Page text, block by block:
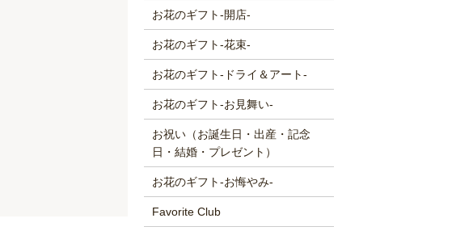
お花のギフト-開店-
お花のギフト-花束-
お花のギフト-ドライ＆アート-
お花のギフト-お見舞い-
お祝い（お誕生日・出産・記念
日・結婚・プレゼント）
お花のギフト-お悔やみ-
Favorite Club